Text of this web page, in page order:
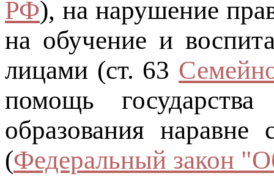
РФ), на нарушение
на обучение и
лицами (ст. 63
помощь
образования
(Федеральный закон